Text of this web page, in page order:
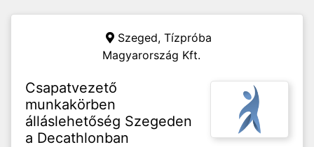
Szeged, Tízpróba
Magyarország Kft.
Csapatvezető
munkakörben
álláslehetőség Szegeden
a Decathlonban